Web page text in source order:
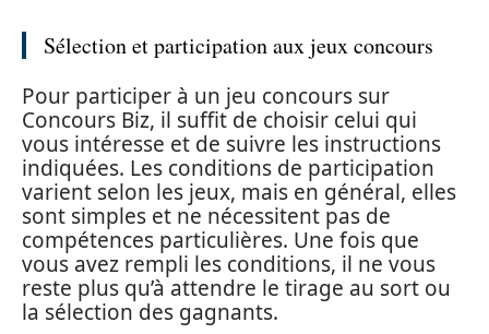
Sélection et participation aux jeux concours
Pour participer à un jeu concours sur
Concours Biz, il suffit de choisir celui qui
vous intéresse et de suivre les instructions
indiquées. Les conditions de participation
varient selon les jeux, mais en général, elles
sont simples et ne nécessitent pas de
compétences particulières. Une fois que
vous avez rempli les conditions, il ne vous
reste plus qu’à attendre le tirage au sort ou
la sélection des gagnants.